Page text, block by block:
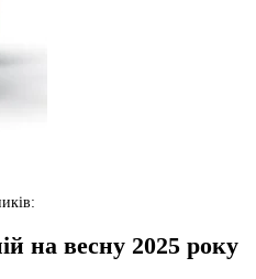
на весну 2025 року